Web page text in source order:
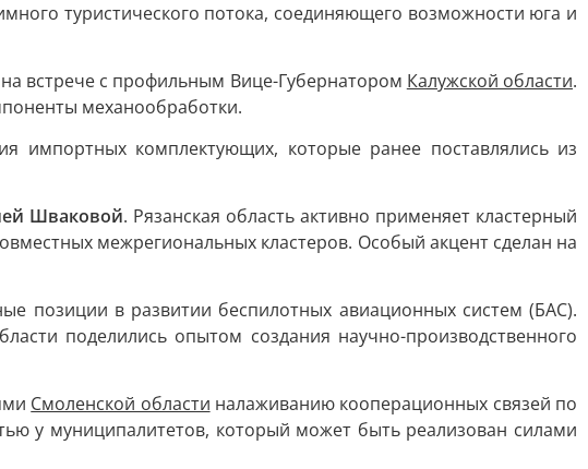
туристического потока, соединяющего возможности юга и
встрече с профильным Вице-Губернатором Калужской области.
механообработки.
импортных комплектующих, которые ранее поставлялись из
Шваковой. Рязанская область активно применяет кластерный
межрегиональных кластеров. Особый акцент сделан на
позиции в развитии беспилотных авиационных систем (БАС).
поделились опытом создания научно-производственного
Смоленской области налаживанию кооперационных связей по
у муниципалитетов, который может быть реализован силами